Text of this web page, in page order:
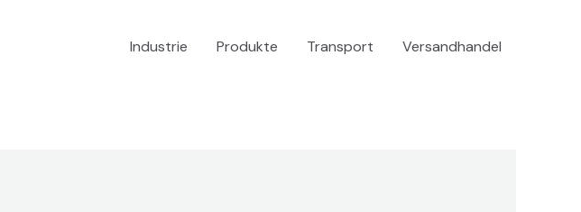
Industrie Produkte Transport Versandhandel